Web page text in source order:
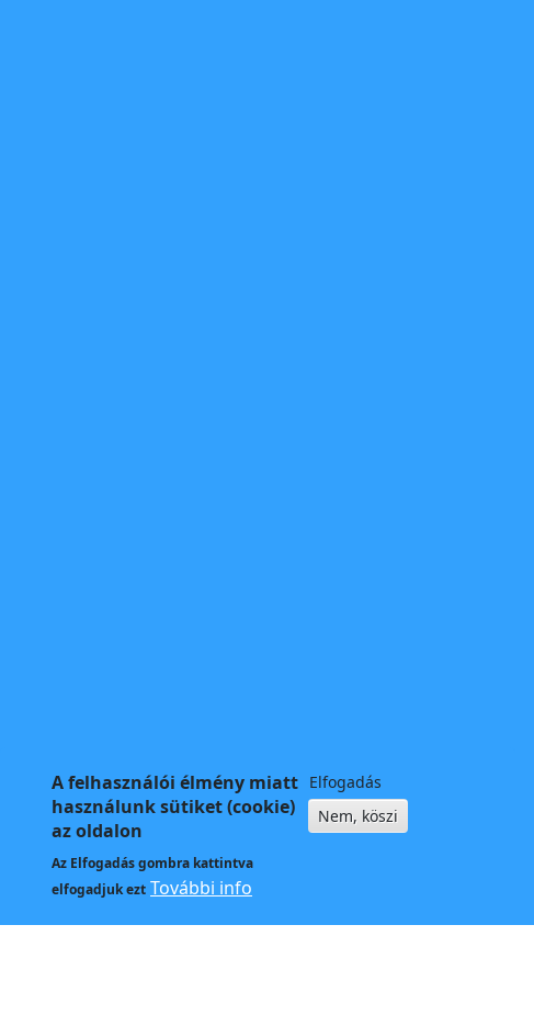
A felhasználói élmény miatt
használunk sütiket (cookie)
az oldalon
Az Elfogadásgombra kattintva
elfogadjuk ezt További info
Elfogadás
Nem, köszi